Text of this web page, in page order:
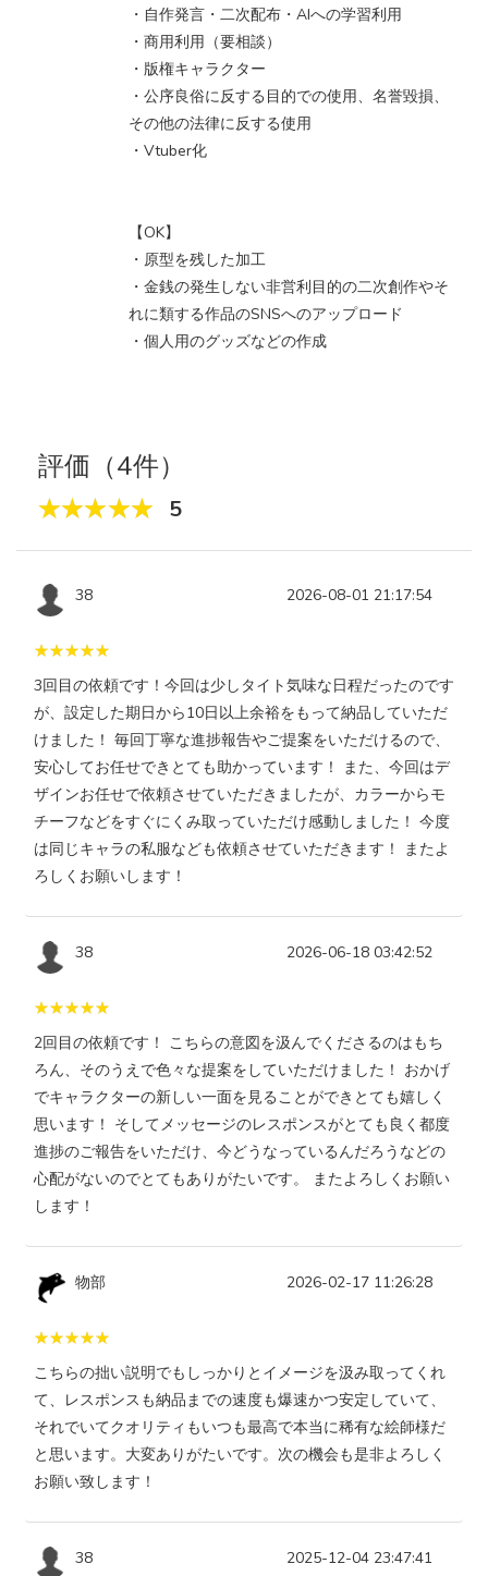
・自作発言・二次配布・AIへの学習利用
・商用利用（要相談）
・版権キャラクター
・公序良俗に反する目的での使用、名誉毀損、
その他の法律に反する使用
・Vtuber化
【OK】
・原型を残した加工
・金銭の発生しない非営利目的の二次創作やそ
れに類する作品のSNSへのアップロード
・個人用のグッズなどの作成
評価（4件）
5
38 2026-08-01 21:17:54
3回目の依頼です！今回は少しタイト気味な日程だったのです
が、設定した期日から10日以上余裕をもって納品していただ
けました！ 毎回丁寧な進捗報告やご提案をいただけるので、
安心してお任せできとても助かっています！ また、今回はデ
ザインお任せで依頼させていただきましたが、カラーからモ
チーフなどをすぐにくみ取っていただけ感動しました！ 今度
は同じキャラの私服なども依頼させていただきます！ またよ
ろしくお願いします！
38 2026-06-18 03:42:52
2回目の依頼です！ こちらの意図を汲んでくださるのはもち
ろん、そのうえで色々な提案をしていただけました！ おかげ
でキャラクターの新しい一面を見ることができとても嬉しく
思います！ そしてメッセージのレスポンスがとても良く都度
進捗のご報告をいただけ、今どうなっているんだろうなどの
心配がないのでとてもありがたいです。 またよろしくお願い
します！
物部 2026-02-17 11:26:28
こちらの拙い説明でもしっかりとイメージを汲み取ってくれ
て、レスポンスも納品までの速度も爆速かつ安定していて、
それでいてクオリティもいつも最高で本当に稀有な絵師様だ
と思います。大変ありがたいです。次の機会も是非よろしく
お願い致します！
38 2025-12-04 23:47:41